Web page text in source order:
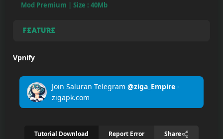
Wallpaper
Tutorial
Mod Premium | Size : 40Mb
Feature
Vpnify
Join Saluran Telegram @ziga_Empire-
zigapk.com
Tutorial Download Report Error Share